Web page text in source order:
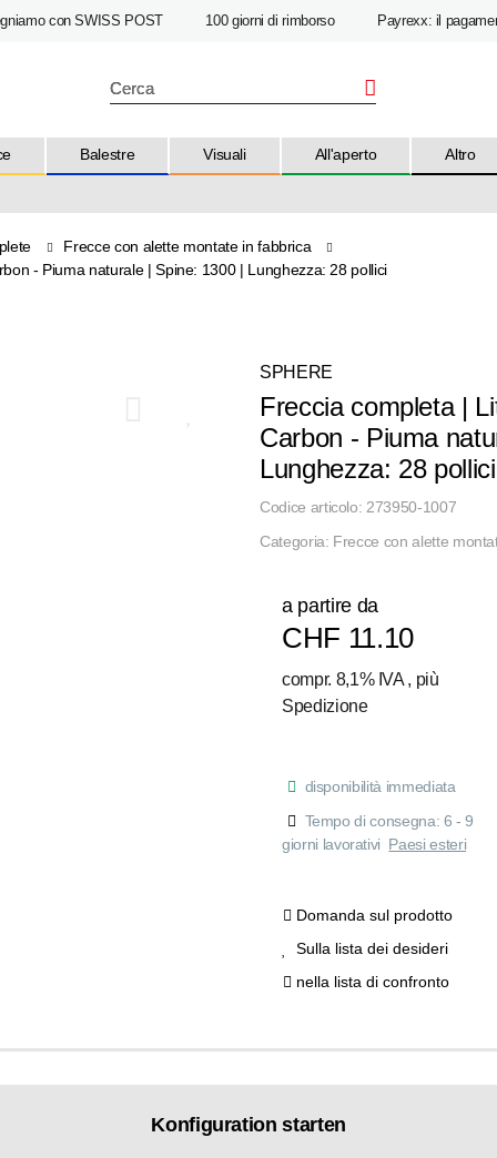
con SWISS POST 100 giorni di rimborso Payrexx: il
Balestre Visuali All'aperto Altro
Frecce con alette montate in fabbrica
- Piuma naturale | Spine: 1300 | Lunghezza: 28 pollici
SPHERE
Freccia completa |
Carbon - Piuma
Lunghezza: 28 pollici
Codice articolo: 273950-1007
Categoria: Frecce con alette
a partire da
CHF 11.10
compr. 8,1% IVA , più
Spedizione
disponibilità immediata
Tempo di consegna: 6 - 9
giorni lavorativi Paesi esteri
Domanda sul prodotto
Sulla lista dei desideri
nella lista di confronto
Konfiguration starten